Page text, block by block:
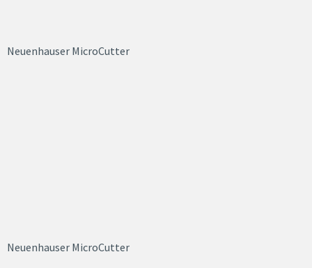
Neuenhauser MicroCutter
Neuenhauser MicroCutter